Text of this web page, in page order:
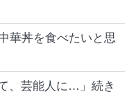
華丼を食べたいと思
、芸能人に…」続き